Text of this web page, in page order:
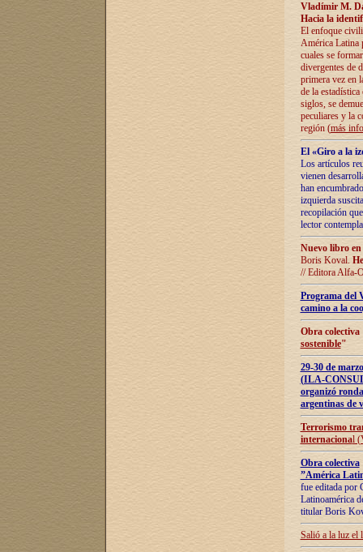
Vladímir M.
Hacia la
El enfoque
América Latina
cuales se
divergentes de
primera vez en
de la
siglos, se
peculiares y la
región (más
El «Giro a la
Los artículos
vienen
han
izquierda
recopilación
lector
Nuevo libro
Boris Koval.
// Editora Alfa-
Programa del
camino a la
Obra
sostenible"
29-30 de
(ILA-
organizó
argentinas de
Terrorismo
internacional
Obra colectiva
”América
fue editada por
Latinoamérica
titular Boris
Salió a la luz el